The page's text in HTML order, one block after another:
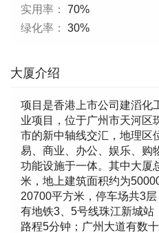
实用率：
70%
绿化率：
30%
大厦介绍
项目是香港上市公司建滔化
业项目，位于广州市天河区
市的新中轴线交汇，地理区
易、商业、办公、娱乐、购
功能设施于一体。其中大厦
米，地上建筑面积约为
20700平方米，停车场共3
有地铁3、5号线珠江新城站
路程5分钟；广州大道有数